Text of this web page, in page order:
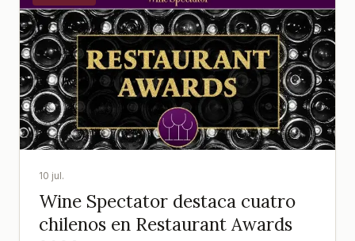
10 jul.
Wine Spectator destaca cuatro
chilenos en Restaurant Awards